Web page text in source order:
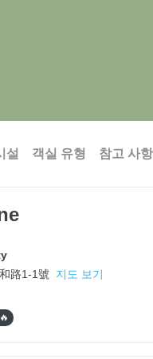
설 객실 유형 참고 사항
路1-1號
지도 보기